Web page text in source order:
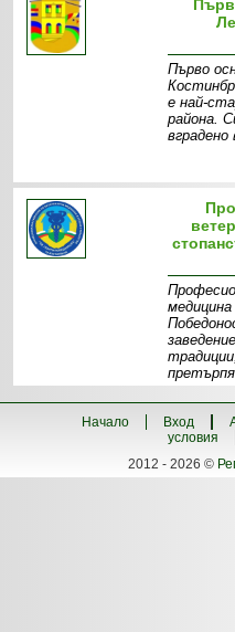
Първо
е най-
района.
Начало Вход
условия
2012 - 2026 ©